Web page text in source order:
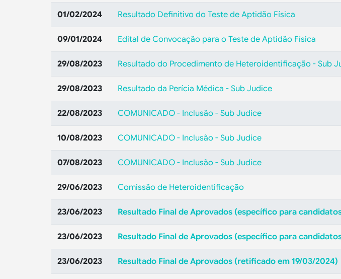
01/02/2024 Resultado Definitivo do Teste de Aptidão Física
09/01/2024 Edital de Convocação para o Teste de Aptidão Física
29/08/2023 Resultado do Procedimento de Heteroidentificação - Sub
29/08/2023 Resultado da Perícia Médica - Sub Judice
22/08/2023 COMUNICADO - Inclusão - Sub Judice
10/08/2023 COMUNICADO - Inclusão - Sub Judice
07/08/2023 COMUNICADO - Inclusão - Sub Judice
29/06/2023 Comissão de Heteroidentificação
23/06/2023 Resultado Final de Aprovados (específico para
23/06/2023 Resultado Final de Aprovados (específico para
23/06/2023 Resultado Final de Aprovados (retificado em 19/03/2024)